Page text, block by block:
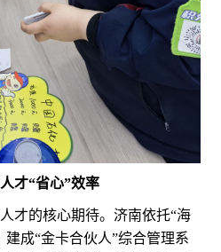
才“省心”效率
的核心期待。济南依托“海
成“金卡合伙人”综合管理系